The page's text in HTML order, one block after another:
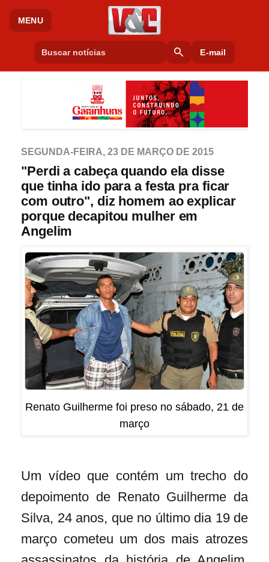
MENU
search E-mail
SEGUNDA-FEIRA, 23 DE MARÇO DE 2015
"Perdi a cabeça quando ela disse
que tinha ido para a festa pra ficar
com outro", diz homem ao explicar
porque decapitou mulher em
Angelim
Renato Guilherme foi preso no sábado, 21 de
março
Um vídeo que contém um trecho do
depoimento de Renato Guilherme da
Silva, 24 anos, que no último dia 19 de
março cometeu um dos mais atrozes